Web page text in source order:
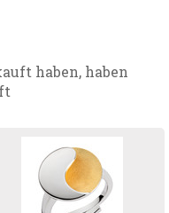
haben, haben